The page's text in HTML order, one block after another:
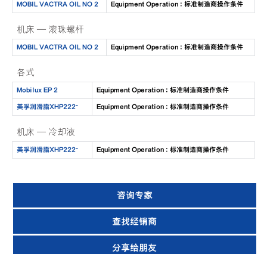
MOBIL VACTRA OIL NO 2 Equipment Operation : 标准制造商操作条件
机床 — 滚珠螺杆
MOBIL VACTRA OIL NO 2 Equipment Operation : 标准制造商操作条件
各式
Mobilux EP 2 Equipment Operation : 标准制造商操作条件
美孚润滑脂XHP222™ Equipment Operation : 标准制造商操作条件
机床 — 冷却液
美孚润滑脂XHP222™ Equipment Operation : 标准制造商操作条件
咨询专家
查找经销商
分享给朋友